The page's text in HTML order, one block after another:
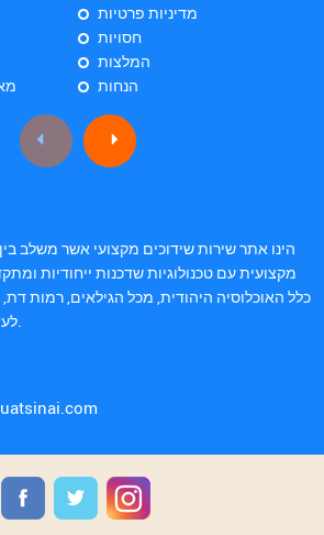
מדיניות פרטיות
חסויות
המלצות
הנחות
הינו אתר שירות שידוכים מקצועי אשר משלב
מקצועית עם טכנולוגיות שדכנות ייחודיות
כלל האוכלוסיה היהודית, מכל הגילאים, רמות